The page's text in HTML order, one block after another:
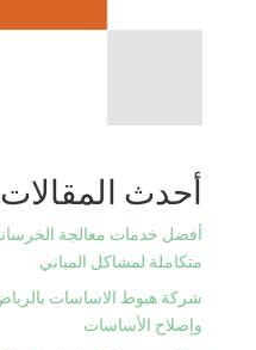
أحدث المقالات
متكاملة لمشاكل المباني
وإصلاح الأساسات